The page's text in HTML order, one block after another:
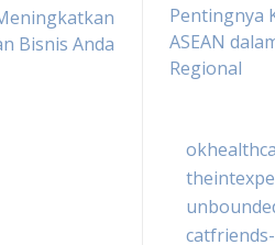
Bisnis Anda
Pentingnya
ASEAN
Regional